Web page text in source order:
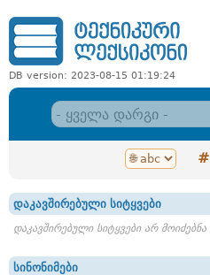
DB version: 2023-08-15 01:19:24
#
დაკავშირებული სიტყვები
დაკავშირებული სიტყვები არ მოიძებნა
სინონიმები